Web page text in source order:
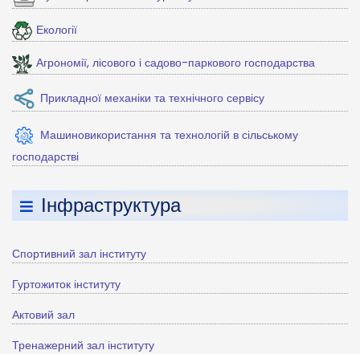
Екології
Агрономії, лісового і садово-паркового господарства
Прикладної механіки та технічного сервісу
Машиновикористання та технологій в сільському
господарстві
Інфраструктура
Спортивний зал інституту
Гуртожиток інституту
Актовий зал
Тренажерний зал інституту